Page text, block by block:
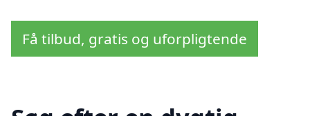
Få tilbud, gratis og uforpligtende